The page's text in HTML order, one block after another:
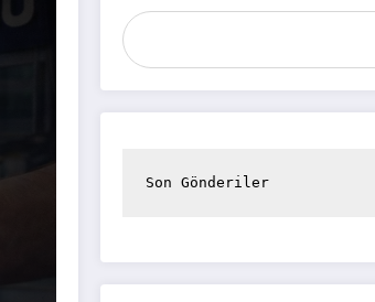
Son Gönderiler